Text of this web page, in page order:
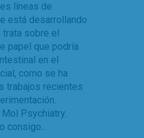
líneas de
está desarrollando
sobre el
papel que podría
en el
como se ha
trabajos recientes
Psychiatry.
consigo…